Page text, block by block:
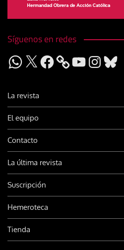
Síguenos en redes
WhatsApp
X Facebook YouTubeInstagram
Bluesky
La revista
El equipo
Contacto
La última revista
Suscripción
Hemeroteca
Tienda